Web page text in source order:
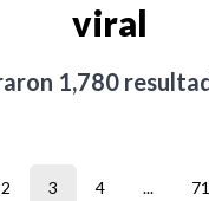
viral
1,780
2 3 4 ... 71